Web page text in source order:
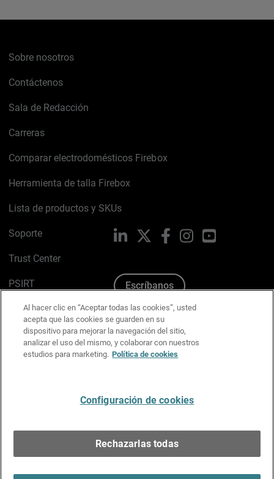
Sobre nosotros
Contáctenos
Sala de Redacción
Carreras
Comparar electrodomésticos Firebox
Herramienta de talla Firebox
Lista de productos y SKUs
Soporte
Trust Center
PSIRT
Política de cookies
Política de privacidad
Kit de medios y marca
LinkedIn FacebookInstagramYouTube
Escríbanos
Al hacer clic en “Aceptar todas las cookies”, usted
acepta que las cookies se guarden en su
dispositivo para mejorar la navegación del sitio,
analizar el uso del mismo, y colaborar con nuestros
estudios para marketing. Política de cookies
Configuración de cookies
Rechazarlas todas